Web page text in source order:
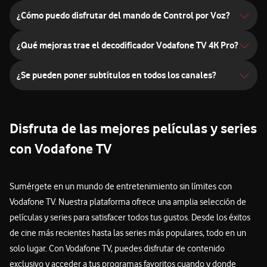
¿Cómo puedo disfrutar del mando de Control por Voz?
¿Qué mejoras trae el decodificador Vodafone TV 4K Pro?
¿Se pueden poner subtítulos en todos los canales?
Disfruta de las mejores películas y series
con Vodafone TV
Sumérgete en un mundo de entretenimiento sin límites con
Vodafone TV. Nuestra plataforma ofrece una amplia selección de
películas y series para satisfacer todos tus gustos. Desde los éxitos
de cine más recientes hasta las series más populares, todo en un
solo lugar. Con Vodafone TV, puedes disfrutar de contenido
exclusivo y acceder a tus programas favoritos cuando y donde